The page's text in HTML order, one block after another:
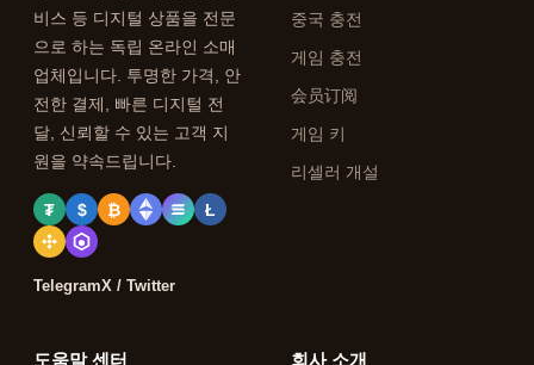
비스 등 디지털 상품을 전문
으로 하는 독립 온라인 소매
업체입니다. 투명한 가격, 안
전한 결제, 빠른 디지털 전
달, 신뢰할 수 있는 고객 지
원을 약속드립니다.
₮ $ ₿ Ł
TelegramX / Twitter
중국 충전
게임 충전
会员订阅
게임 키
리셀러 개설
도움말 센터 회사 소개